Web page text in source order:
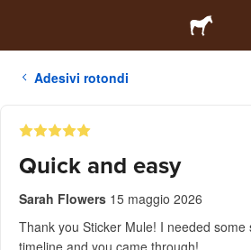
Adesivi rotondi
Quick and easy
Sarah Flowers 15 maggio 2026
Thank you Sticker Mule! I needed some
timeline and you came through!